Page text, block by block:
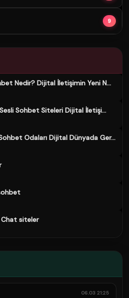
9
Nedir? Dijital İletişimin Yeni N...
Sohbet Siteleri Dijital İletişi...
Canlı Sesli Sohbet Odaları Dijital Dünyada Ger...
Chat siteler
06.03 21:25